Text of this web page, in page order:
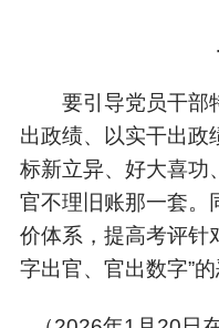
要引导党员干部
出政绩、以实干出政
标新立异、好大喜功
官不理旧账那一套。
价体系，提高考评针
字出官、官出数字”的